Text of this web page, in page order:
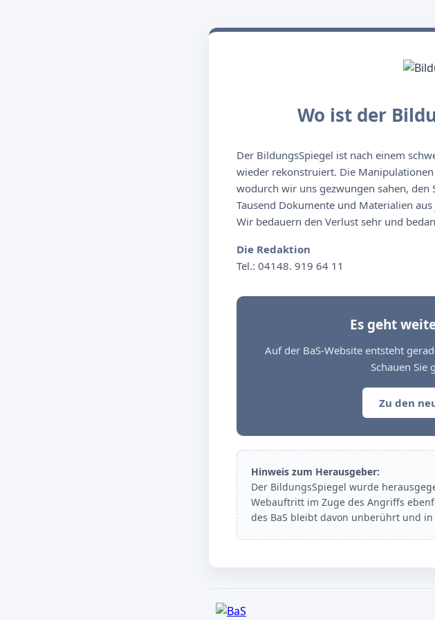
Wo ist der
Der BildungsSpiegel ist nach einem
wieder rekonstruiert. Die
wodurch wir uns gezwungen sahen,
Tausend Dokumente und Materialien
Wir bedauern den Verlust sehr und
Die Redaktion
Tel.: 04148. 919 64 11
Es geht
Auf der BaS-Website entsteht
Schauen Sie
Zu den
Hinweis zum Herausgeber:
Der BildungsSpiegel wurde
Webauftritt im Zuge des Angriffs
des BaS bleibt davon unberührt und